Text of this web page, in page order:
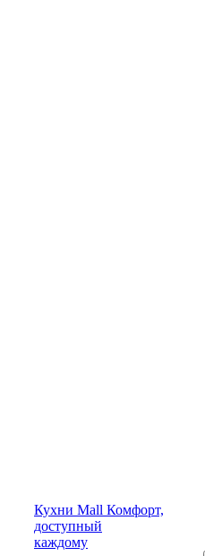
Кухни Mall Комфорт,
доступный
каждому